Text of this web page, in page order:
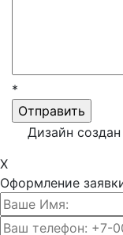
*
Дизайн
X
Оформление